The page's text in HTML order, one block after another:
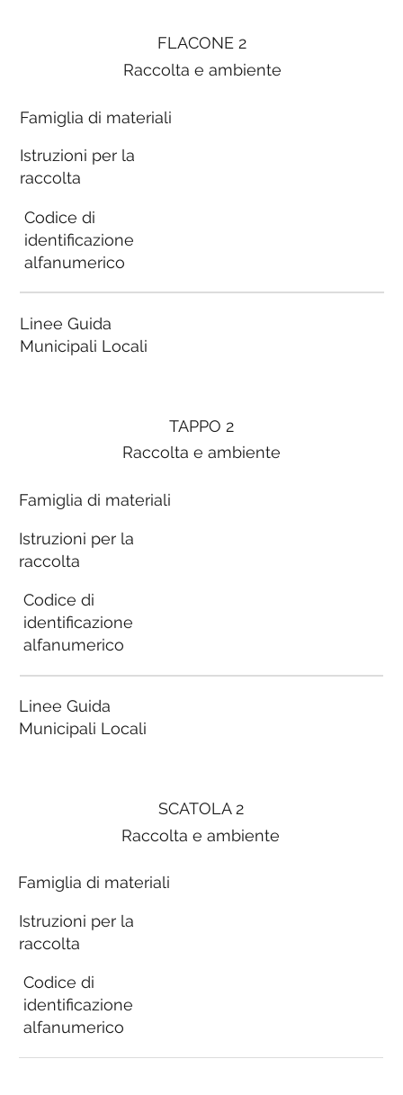
FLACONE 2
Raccolta e ambiente
Famiglia di materiali
Istruzioni per la
raccolta
Codice di
identificazione
alfanumerico
Linee Guida
Municipali Locali
SCATOLA 2
Raccolta e ambiente
Famiglia di materiali
Istruzioni per la
raccolta
Codice di
identificazione
alfanumerico
TAPPO 2
Raccolta e ambiente
Famiglia di materiali
Istruzioni per la
raccolta
Codice di
identificazione
alfanumerico
Linee Guida
Municipali Locali